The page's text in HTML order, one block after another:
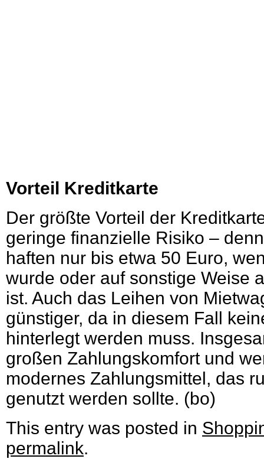
Vorteil Kreditkarte
Der größte Vorteil der
geringe finanzielle Risiko –
haften nur bis etwa 50 Euro,
wurde oder auf sonstige Weise
ist. Auch das Leihen von
günstiger, da in diesem Fall
hinterlegt werden muss.
großen Zahlungskomfort und
modernes Zahlungsmittel, das
genutzt werden sollte. (bo)
This entry was posted in
permalink.